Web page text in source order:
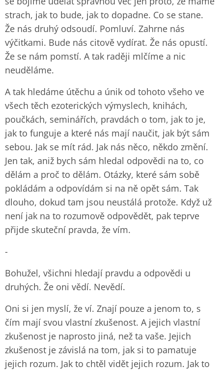
strach, jak to bude, jak to dopadne. Co se stane.
Že nás druhý odsoudí. Pomluví. Zahrne nás
výčitkami. Bude nás citově vydírat. Že nás opustí.
Že se nám pomstí. A tak raději mlčíme a nic
neuděláme.
A tak hledáme útěchu a únik od tohoto všeho ve
všech těch ezoterických výmyslech, knihách,
poučkách, seminářích, pravdách o tom, jak to je,
jak to funguje a které nás mají naučit, jak být sám
sebou. Jak se mít rád. Jak nás něco, někdo změní.
Jen tak, aniž bych sám hledal odpovědi na to, co
dělám a proč to dělám. Otázky, které sám sobě
pokládám a odpovídám si na ně opět sám. Tak
dlouho, dokud tam jsou neustálá protože. Když už
není jak na to rozumově odpovědět, pak teprve
přijde skuteční pravda, že vím.
-
Bohužel, všichni hledají pravdu a odpovědi u
druhých. Že oni vědí. Nevědí.
Oni si jen myslí, že ví. Znají pouze a jenom to, s
čím mají svou vlastní zkušenost. A jejich vlastní
zkušenost je naprosto jiná, než ta vaše. Jejich
zkušenost je závislá na tom, jak si to pamatuje
jejich rozum. Jak to chtěl vidět jejich rozum. Jak to